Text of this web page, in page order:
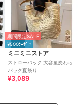
期間限定SALE
¥500ｸｰﾎﾟﾝ
ミニミニストア
ストローバッグ 大容量麦わら
バック夏祭り
¥3,089